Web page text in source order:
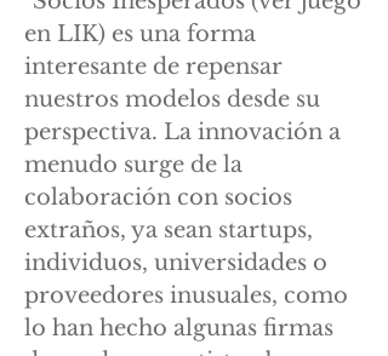
en LIK) es una forma
interesante de repensar
nuestros modelos desde su
perspectiva. La innovación a
menudo surge de la
colaboración con socios
extraños, ya sean startups,
individuos, universidades o
proveedores inusuales, como
lo han hecho algunas firmas